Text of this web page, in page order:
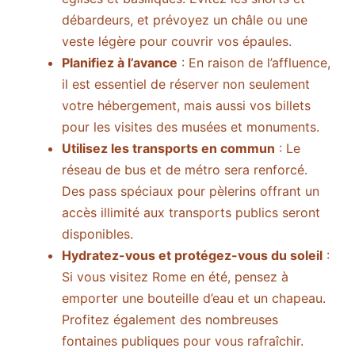
débardeurs, et prévoyez un châle ou une
veste légère pour couvrir vos épaules.
Planifiez à l’avance : En raison de l’affluence,
il est essentiel de réserver non seulement
votre hébergement, mais aussi vos billets
pour les visites des musées et monuments.
Utilisez les transports en commun : Le
réseau de bus et de métro sera renforcé.
Des pass spéciaux pour pèlerins offrant un
accès illimité aux transports publics seront
disponibles.
Hydratez-vous et protégez-vous du soleil :
Si vous visitez Rome en été, pensez à
emporter une bouteille d’eau et un chapeau.
Profitez également des nombreuses
fontaines publiques pour vous rafraîchir.